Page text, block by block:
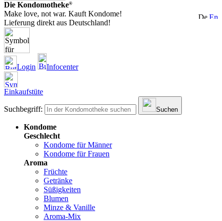
Die Kondomotheke®
Make love, not war. Kauft Kondome!
Lieferung direkt aus Deutschland!
Login Infocenter
Einkaufstüte
Suchbegriff: Suchen
Kondome
Geschlecht
Kondome für Männer
Kondome für Frauen
Aroma
Früchte
Getränke
Süßigkeiten
Blumen
Minze & Vanille
Aroma-Mix